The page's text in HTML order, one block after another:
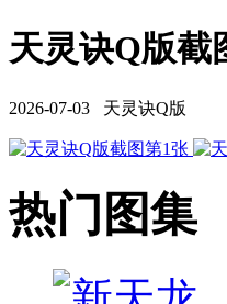
天灵诀Q版截
2026-07-03 天灵诀Q版
热门图集